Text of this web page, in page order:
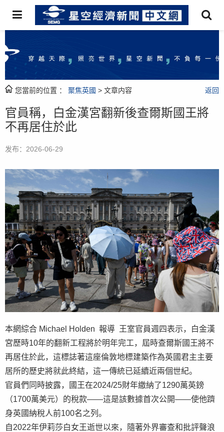
您當前的位置 ： 聚焦英國 > 文章内容 返回
官員稱，白金漢宮翻新後查爾斯國王將
不再居住於此
发布：2026-06-29
本網綜合 Michael Holden 報導 王室官員週四表示，白金漢
宮歷時10年的翻新工程將於明年完工，屆時查爾斯國王將不
再居住於此，這標誌著這座倫敦地標建築作為英國君主主要
居所的歷史將就此終結，這一傳統已延續近兩個世紀。
官員們同時披露，國王在2024/25財年繳納了1290萬英鎊
（1700萬美元）的稅款——這是該數據首次公開——使他躋
身英國納稅人前100名之列。
自2022年伊莉莎白女王逝世以來，隨著外界審查和批評聲浪